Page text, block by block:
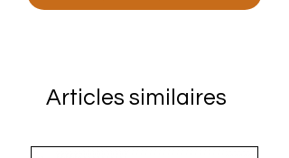
Articles similaires